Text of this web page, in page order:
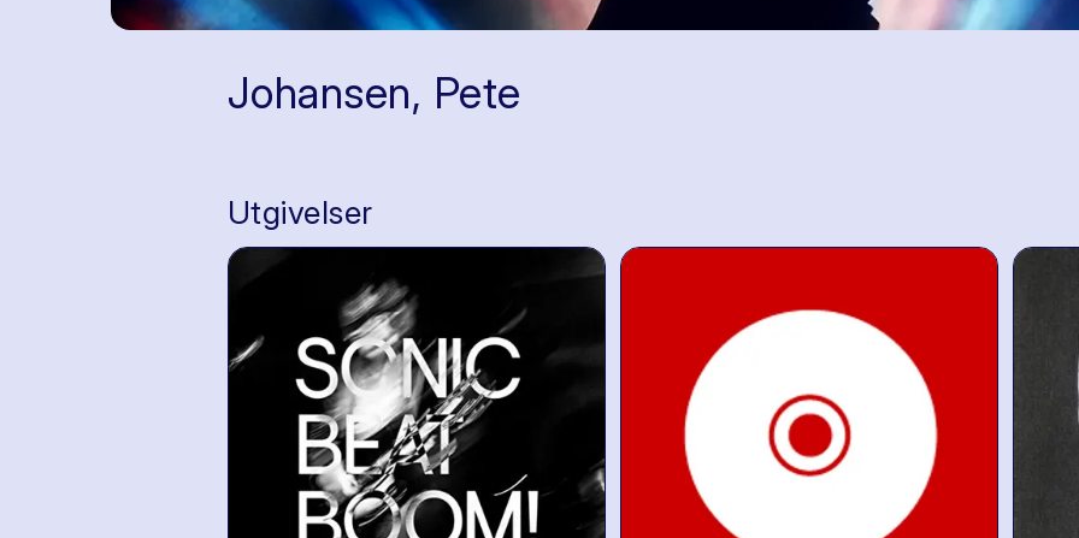
Johansen, Pete
Utgivelser